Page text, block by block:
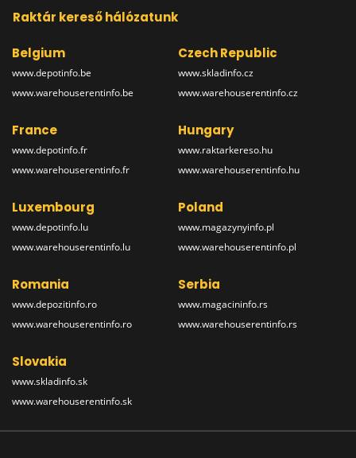
Raktár kereső hálózatunk
Belgium
www.depotinfo.be
www.warehouserentinfo.be
Czech Republic
www.skladinfo.cz
www.warehouserentinfo.cz
France
www.depotinfo.fr
www.warehouserentinfo.fr
Hungary
www.raktarkereso.hu
www.warehouserentinfo.hu
Luxembourg
www.depotinfo.lu
www.warehouserentinfo.lu
Poland
www.magazynyinfo.pl
www.warehouserentinfo.pl
Romania
www.depozitinfo.ro
www.warehouserentinfo.ro
Serbia
www.magacininfo.rs
www.warehouserentinfo.rs
Slovakia
www.skladinfo.sk
www.warehouserentinfo.sk